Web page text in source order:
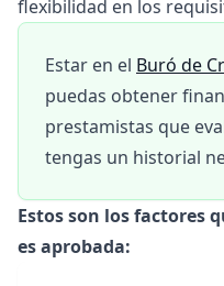
flexibilidad en los
Estar en el Buró de
puedas obtener
prestamistas que
tengas un historial
Estos son los factores
es aprobada: